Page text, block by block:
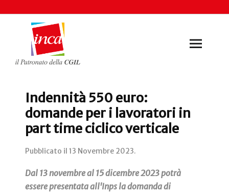
Indennità 550 euro:
domande per i lavoratori in
part time ciclico verticale
Pubblicato il 13 Novembre 2023.
Dal 13 novembre al 15 dicembre 2023 potrà
essere presentata all'Inps la domanda di